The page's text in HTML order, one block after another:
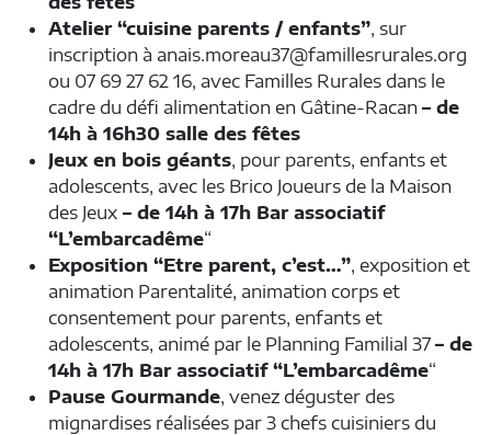
Atelier “cuisine parents / enfants”, sur
inscription à anais.moreau37@famillesrurales.org
ou 07 69 27 62 16, avec Familles Rurales dans le
cadre du défi alimentation en Gâtine-Racan – de
14h à 16h30 salle des fêtes
Jeux en bois géants, pour parents, enfants et
adolescents, avec les Brico Joueurs de la Maison
des Jeux – de 14h à 17h Bar associatif
“L’embarcadême“
Exposition “Etre parent, c’est…”, exposition et
animation Parentalité, animation corps et
consentement pour parents, enfants et
adolescents, animé par le Planning Familial 37 – de
14h à 17h Bar associatif “L’embarcadême“
Pause Gourmande, venez déguster des
mignardises réalisées par 3 chefs cuisiniers du